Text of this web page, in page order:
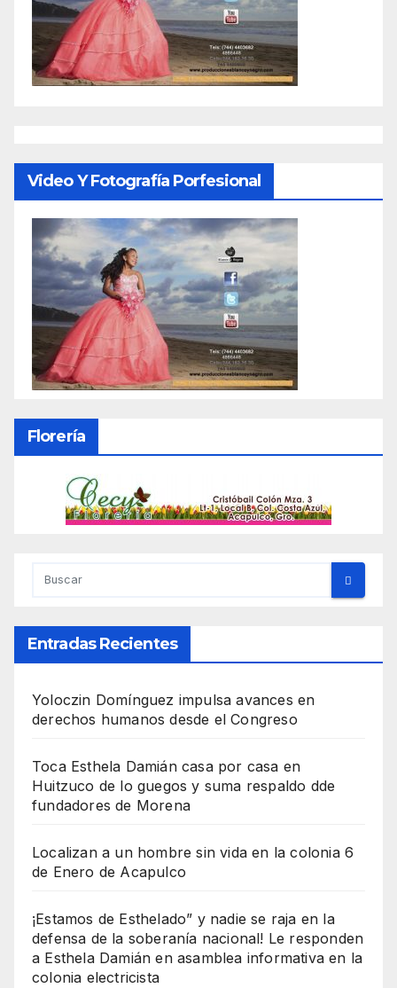
Video Y Fotografía Porfesional
Florería
Entradas Recientes
Yoloczin Domínguez impulsa avances en
derechos humanos desde el Congreso
Toca Esthela Damián casa por casa en
Huitzuco de lo guegos y suma respaldo dde
fundadores de Morena
Localizan a un hombre sin vida en la colonia 6
de Enero de Acapulco
¡Estamos de Esthelado” y nadie se raja en la
defensa de la soberanía nacional! Le responden
a Esthela Damián en asamblea informativa en la
colonia electricista